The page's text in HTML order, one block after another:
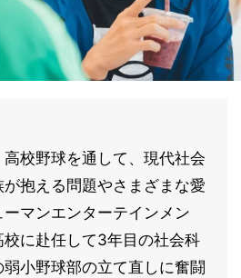
高校野球を通して、現代社会
抱える問題やさまざまな愛
マンエンターテインメン
校に赴任して3年目の社会科
小野球部の立て直しに奮闘